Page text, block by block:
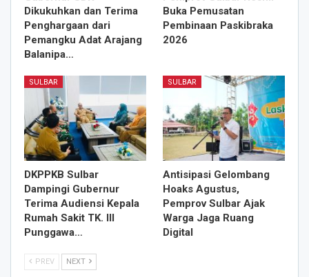
Dikukuhkan dan Terima
Penghargaan dari
Pemangku Adat Arajang
Balanipa…
Buka Pemusatan
Pembinaan Paskibraka
2026
SULBAR
DKPPKB Sulbar
Dampingi Gubernur
Terima Audiensi Kepala
Rumah Sakit TK. III
Punggawa…
SULBAR
Antisipasi Gelombang
Hoaks Agustus,
Pemprov Sulbar Ajak
Warga Jaga Ruang
Digital
PREV NEXT